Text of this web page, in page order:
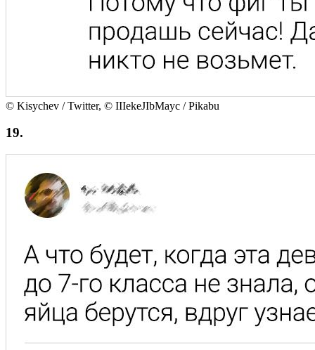
© Kisychev / Twitter, © IIIekeJIbMayc / Pikabu
19.